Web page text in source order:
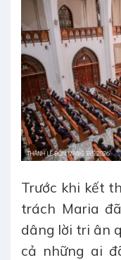
Trước khi kết
trách Maria
dâng lời tri ân
cả những ai